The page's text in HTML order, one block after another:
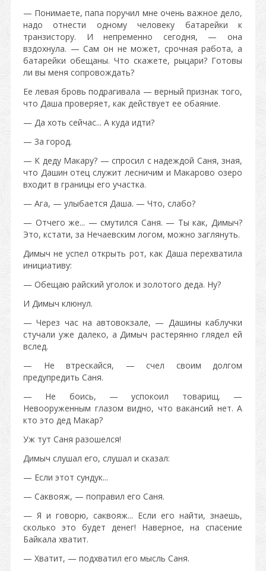
— Понимаете, папа поручил мне очень важное дело,
надо отнести одному человеку батарейки к
транзистору. И непременно сегодня, — она
вздохнула. — Сам он не может, срочная работа, а
батарейки обещаны. Что скажете, рыцари? Готовы
ли вы меня сопровождать?
Ее левая бровь подрагивала — верный признак того,
что Даша проверяет, как действует ее обаяние.
— Да хоть сейчас... А куда идти?
— За город.
— К деду Макару? — спросил с надеждой Саня, зная,
что Дашин отец служит лесничим и Макарово озеро
входит в границы его участка.
— Ага, — улыбается Даша. — Что, слабо?
— Отчего же... — смутился Саня. — Ты как, Димыч?
Это, кстати, за Нечаевским логом, можно заглянуть.
Димыч не успел открыть рот, как Даша перехватила
инициативу:
— Обещаю райский уголок и золотого деда. Ну?
И Димыч клюнул.
— Через час на автовокзале, — Дашины каблучки
стучали уже далеко, а Димыч растерянно глядел ей
вслед.
— Не втрескайся, — счел своим долгом
предупредить Саня.
— Не боись, — успокоил товарищ. —
Невооруженным глазом видно, что вакансий нет. А
кто это дед Макар?
Уж тут Саня разошелся!
Димыч слушал его, слушал и сказал:
— Если этот сундук...
— Саквояж, — поправил его Саня.
— Я и говорю, саквояж... Если его найти, знаешь,
сколько это будет денег! Наверное, на спасение
Байкала хватит.
— Хватит, — подхватил его мысль Саня.